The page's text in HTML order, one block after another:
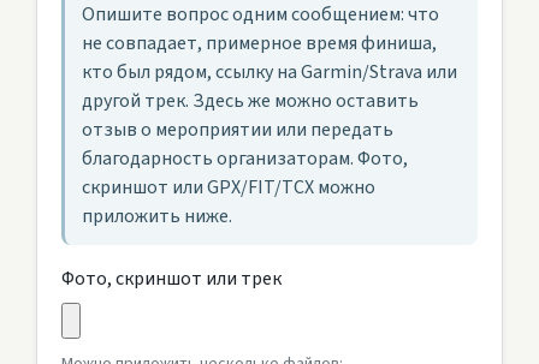
Опишите вопрос одним сообщением: что
не совпадает, примерное время финиша,
кто был рядом, ссылку на Garmin/Strava или
другой трек. Здесь же можно оставить
отзыв о мероприятии или передать
благодарность организаторам. Фото,
скриншот или GPX/FIT/TCX можно
приложить ниже.
Фото, скриншот или трек